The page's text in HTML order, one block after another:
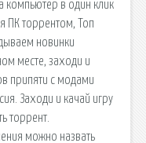
компьютер в один клик
ПК торрентом, Топ
новинки
месте, заходи и
припяти с модами
Заходи и качай игру
торрент.
можно назвать